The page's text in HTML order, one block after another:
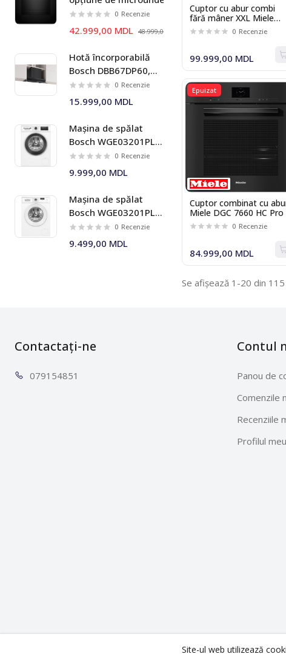
Bosch HMG778NB1 Seria I
8
0 Recenzie
42.999,00 MDL 48.999,00 MDL
Hotă încorporabilă
Bosch DBB67DP60,
699 m³/h, 60 cm,
negru mat, Seria I 6
0 Recenzie
15.999,00 MDL
Mașina de spălat
Bosch WGE03201PL 8
kg 1200 rpm Seria I 4
0 Recenzie
9.999,00 MDL
Mașina de spălat
Bosch WGE03201PL 8
kg 1200 rpm Seria I 2
0 Recenzie
9.499,00 MDL
Cuptor cu abur combi
fără mâner XXL Miele
DGC 7860 HCX Pro
OBSW mat
0 Recenzie
99.999,00 MDL
Epuizat
Cuptor combinat cu
Miele DGC 7660 HC Pro
0 Recenzie
84.999,00 MDL
Se afișează 1-20 din
Contactați-ne
0791 54851
Contul
Panou de
Comenzile
Recenziile
Profilul meu
Site-ul web utilizează